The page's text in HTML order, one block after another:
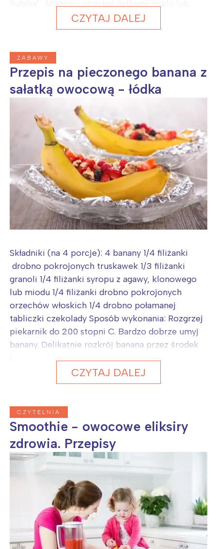
CZYTAJ DALEJ
ZABAWY
Przepis na pieczonego banana z
sałatką owocową - łódka
Składniki (na 4 porcje): 4 banany 1/4 filiżanki
drobno pokrojonych truskawek 1/3 filiżanki
granoli 1/4 filiżanki syropu z agawy, klonowego
lub miodu 1/4 filiżanki drobno pokrojonych
orzechów włoskich 1/4 drobno połamanej
tabliczki czekolady Sposób wykonania: Rozgrzej
piekarnik do 200 stopni C. Bardzo dobrze umyj
banany. Delikatnie rozkrój banana przez środek
CZYTAJ DALEJ
CZYTELNIA
Smoothie - owocowe eliksiry
zdrowia. Przepisy